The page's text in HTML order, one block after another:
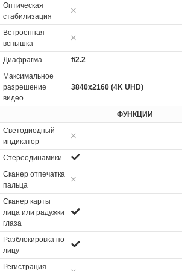
Оптическая
стабилизация
Встроенная
вспышка
Диафрагма
f/2.2
Максимальное
разрешение
видео
3840x2160 (4K UHD)
ФУНКЦИИ
Светодиодный
индикатор
Стереодинамики
Сканер отпечатка
пальца
Сканер карты
лица или радужки
глаза
Разблокировка по
лицу
Регистрация